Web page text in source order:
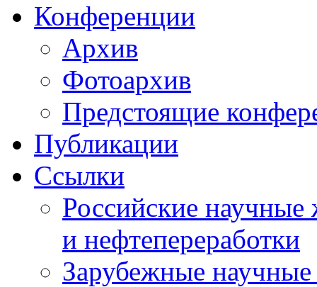
Конференции
Архив
Фотоархив
Предстоящие
Публикации
Ссылки
Российские
и нефтепереработки
Зарубежные